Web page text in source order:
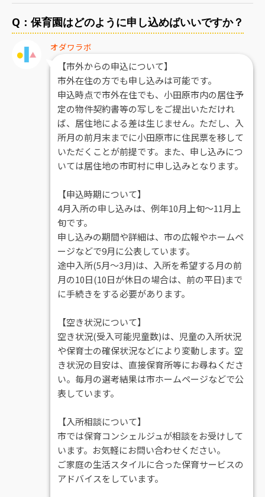
Q：保育園はどのように申し込めばいいですか？
オダワラボ
【市外からの申込について】
市外在住の方でも申し込みは可能です。
申込時点で市外在住でも、小田原市内の居住予
定の物件契約書等の写しをご提出いただけれ
ば、居住地による差は生じません。ただし、入
所月の前月末までに小田原市に住民票を移して
いただくことが前提です。また、申し込みにつ
いては居住地の市町村に申し込みとなります。
【申込時期について】
4月入所の申し込みは、例年10月上旬～11月上
旬です。
申し込みの期間や詳細は、市の広報やホームペ
ージなどで9月に公表しています。
途中入所(5月～3月)は、入所を希望する月の前
月の10日(10日が休日の場合は、前の平日)まで
に手続きをする必要があります。
【空き状況について】
空き状況(受入可能児童数)は、児童の入所状況
や保育士の確保状況などにより変動します。空
き状況の目安は、直接保育所等にお尋ねくださ
い。毎月の選考結果は市ホームページなどで公
表しています。
【入所相談について】
市では保育コンシェルジュが相談をお受けして
います。お気軽にお問い合わせください。
ご家庭の生活スタイルに合った保育サービスの
アドバイスをしています。